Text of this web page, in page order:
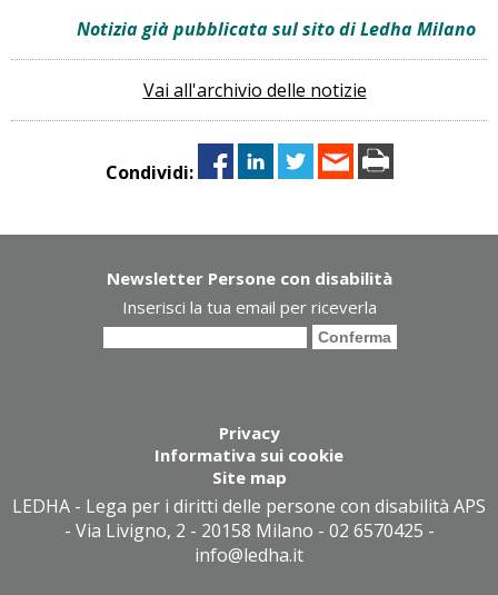
Notizia già pubblicata sul sito di Ledha Milano
Vai all'archivio delle notizie
Condividi:
Newsletter Persone con disabilità
Inserisci la tua email per riceverla
Privacy
Informativa sui cookie
Site map
LEDHA - Lega per i diritti delle persone con disabilità APS
- Via Livigno, 2 - 20158 Milano - 02 6570425 -
info@ledha.it